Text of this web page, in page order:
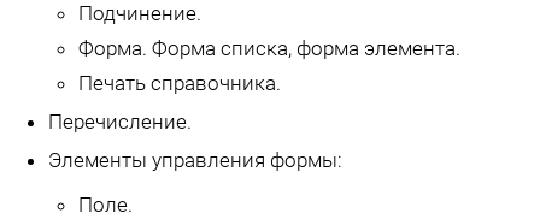
Подчинение.
Форма. Форма списка, форма элемента.
Печать справочника.
Перечисление.
Элементы управления формы:
Поле.